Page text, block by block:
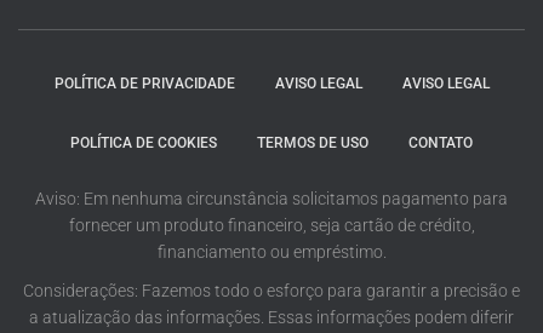
POLÍTICA DE PRIVACIDADE AVISO LEGAL AVISO LEGAL
POLÍTICA DE COOKIES TERMOS DE USO CONTATO
Aviso: Em nenhuma circunstância solicitamos pagamento para
fornecer um produto financeiro, seja cartão de crédito,
financiamento ou empréstimo.
Considerações: Fazemos todo o esforço para garantir a precisão e
a atualização das informações. Essas informações podem diferir